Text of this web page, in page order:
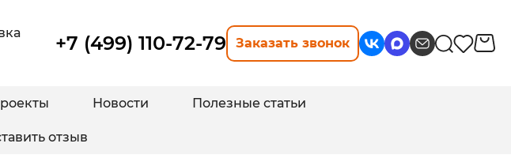
+7 (499) 110-72-79 Заказать звонок
Новости Полезные статьи
отзыв